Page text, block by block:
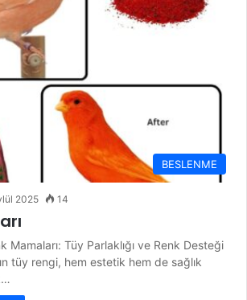
BESLENME
2025 14
Mamaları: Tüy Parlaklığı ve Renk Desteği
tüy rengi, hem estetik hem de sağlık